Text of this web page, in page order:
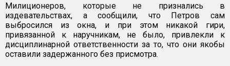
Милиционеров, которые не признались в
издевательствах, а сообщили, что Петров сам
выбросился из окна, и при этом никакой гири,
привязанной к наручникам, не было, привлекли к
дисциплинарной ответственности за то, что они якобы
оставили задержанного без присмотра.